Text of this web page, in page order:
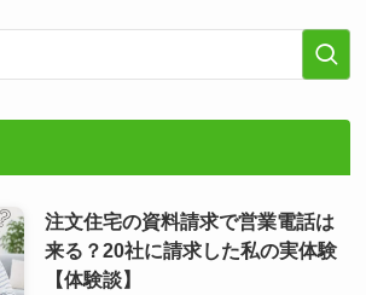
注文住宅の資料請求で営業電話は
来る？20社に請求した私の実体験
【体験談】